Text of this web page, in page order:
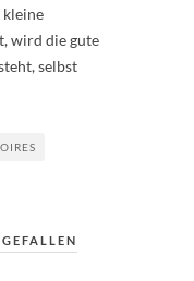
wird die gute
selbst